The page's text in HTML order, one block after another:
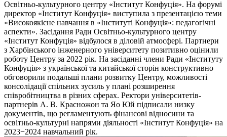
Освітньо-культурного центру «Інститут Конфуція». На форумі
директор «Інститут Конфуція» виступила з презентацією теми
«Високоякісне навчання в «Інституті Конфуція»: педагогічні
аспекти». Засідання Ради Освітньо-культурного центру
«Інститут Конфуція» відбулося в діловій атмосфері. Партнери
з Харбінського інженерного університету позитивно оцінили
роботу Центру за 2022 рік. На засіданні члени Ради «Інституту
Конфуція» з української та китайської сторін конструктивно
обговорили подальші плани розвитку Центру, можливості
консолідації спільних зусиль у плані розширення
співробітництва в різних сферах. Ректори університетів-
партнерів А. В. Красножон та Яо Юй підписали низку
документів, що регламентують фінансові відносини та
освітньо-культурні напрями діяльності «Інститут Конфуція» на
2023−2024 навчальний рік.